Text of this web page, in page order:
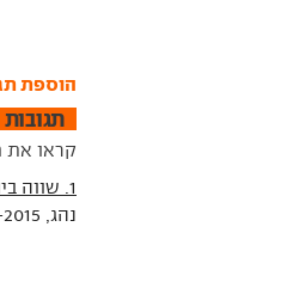
הוספת
תגובות
קראו את
1. שווה ביותר. X1 אחרון עם הנעה אחורית!
נהג, 28-08-2015